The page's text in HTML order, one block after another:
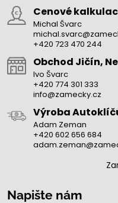
Cenové
Michal Švarc
+420 723 470 244
Obchod Jičín,
Ivo Švarc
+420 774 301 333
info@zamecky.cz
Výroba
Adam Zeman
+420 602 656 684
Napište nám